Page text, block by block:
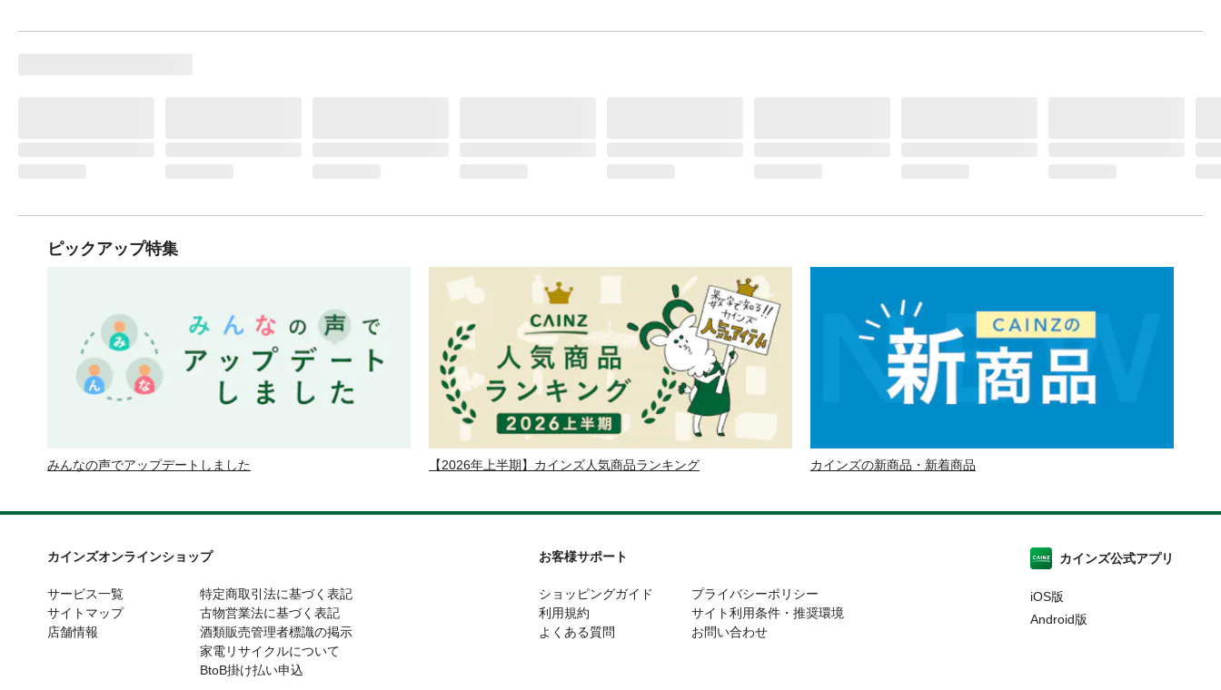
ピックアップ特集
みんなの声でアップデートしました 【2026年上半期】カインズ人気商品ランキング カインズの新商品・新着商品
カインズオンラインショップ
サービス一覧
サイトマップ
店舗情報
特定商取引法に基づく表記
古物営業法に基づく表記
酒類販売管理者標識の掲示
家電リサイクルについて
BtoB掛け払い申込
お客様サポート
ショッピングガイド
利用規約
よくある質問
プライバシーポリシー
サイト利用条件・推奨環境
お問い合わせ
カインズ公式アプリ
iOS版
Android版